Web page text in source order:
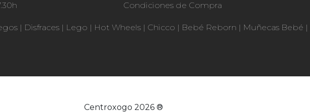
Condiciones de Compra
| Disfraces | Lego | Hot Wheels | Chicco | Bebé Reborn | Muñecas Bebé |
Centroxogo 2026 ®